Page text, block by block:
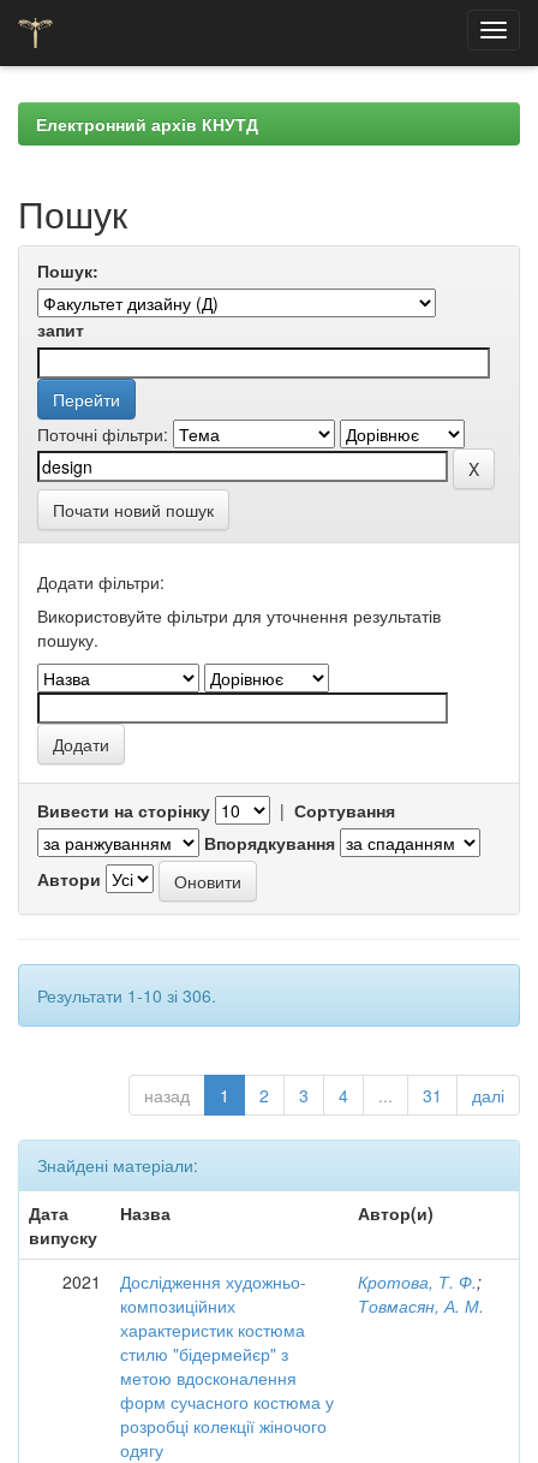
navigationЕлектронний архів КНУТД
Пошук
Пошук:
запит
Поточні фільтри:
Почати новий пошук
Додати фільтри:
Використовуйте фільтри для уточнення результатів
пошуку.
Вивести на сторінку | Сортування
Впорядкування
Автори
Результати 1-10 зі 306.
назад 1 2 3 4 ... 31 далі
Знайдені матеріали:
Дата
випуску
Назва Автор(и)
2021
Дослідження художньо-
композиційних
характеристик костюма
стилю "бідермейєр" з
метою вдосконалення
форм сучасного костюма у
розробці колекції жіночого
одягу
Кротова, Т. Ф.;
Товмасян, А. М.